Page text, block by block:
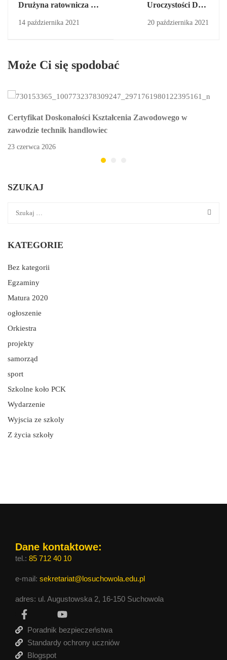
Drużyna ratownicza w
14 października 2021
Uroczystości Dnia
20 października 2021
Może Ci się spodobać
Certyfikat Doskonałości Kształcenia Zawodowego w
zawodzie technik handlowiec
23 czerwca 2026
SZUKAJ
KATEGORIE
Bez kategorii
Egzaminy
Matura 2020
ogłoszenie
Orkiestra
projekty
samorząd
sport
Szkolne koło PCK
Wydarzenie
Wyjscia ze szkoly
Z życia szkoły
Dane kontaktowe:
tel.: 85 712 40 10
e-mail: sekretariat@losuchowola.edu.pl
adres: ul. Augustowska 2, 16-150 Suchowola
Poradnik bezpieczeństwa
Standardy ochrony uczniów
Blogspot